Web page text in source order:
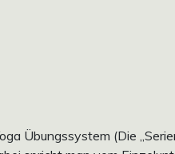
Übungssystem (Die